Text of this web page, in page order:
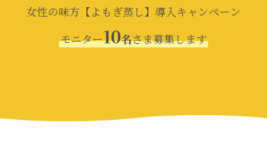
女性の味方【よもぎ蒸し】導入キャンペーン
モニター10名さま募集します